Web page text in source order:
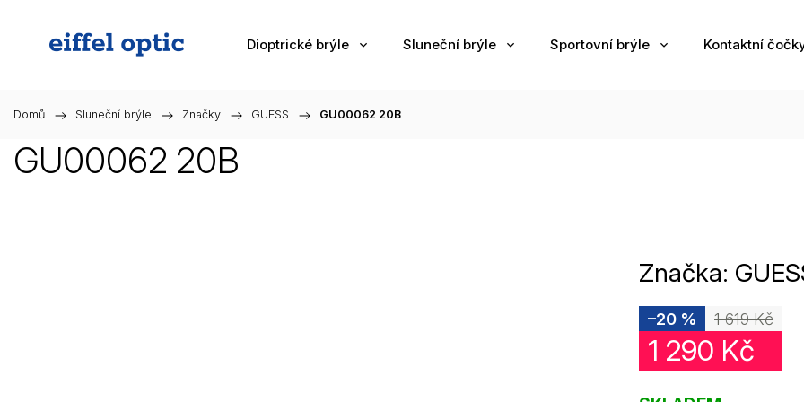
Dioptrické brýle Sluneční brýle Sportovní brýle Kontaktní
Domů / Sluneční brýle / Značky / GUESS / GU00062 20B
GU00062 20B
Značka:
1 619 Kč
–20 %
1 290 Kč